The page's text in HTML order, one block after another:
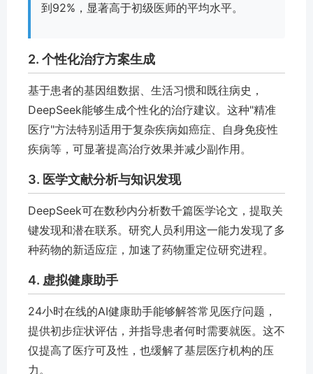
到92%，显著高于初级医师的平均水平。
2. 个性化治疗方案生成
基于患者的基因组数据、生活习惯和既往病史，
DeepSeek能够生成个性化的治疗建议。这种"精准
医疗"方法特别适用于复杂疾病如癌症、自身免疫性
疾病等，可显著提高治疗效果并减少副作用。
3. 医学文献分析与知识发现
DeepSeek可在数秒内分析数千篇医学论文，提取关
键发现和潜在联系。研究人员利用这一能力发现了多
种药物的新适应症，加速了药物重定位研究进程。
4. 虚拟健康助手
24小时在线的AI健康助手能够解答常见医疗问题，
提供初步症状评估，并指导患者何时需要就医。这不
仅提高了医疗可及性，也缓解了基层医疗机构的压
力。